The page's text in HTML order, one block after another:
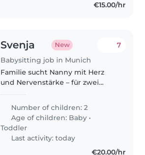
€15.00/hr
Svenja New
Babysitting job in Munich
7
Familie sucht Nanny mit Herz
und Nervenstärke – für zwei
8 Wochen) Wir sind eine aktive,
weltoffene Familie –
dreisprachig unterwegs
(Englisch, Deutsch,..
Number of children: 2
Age of children: Baby •
Toddler
Last activity: today
€20.00/hr